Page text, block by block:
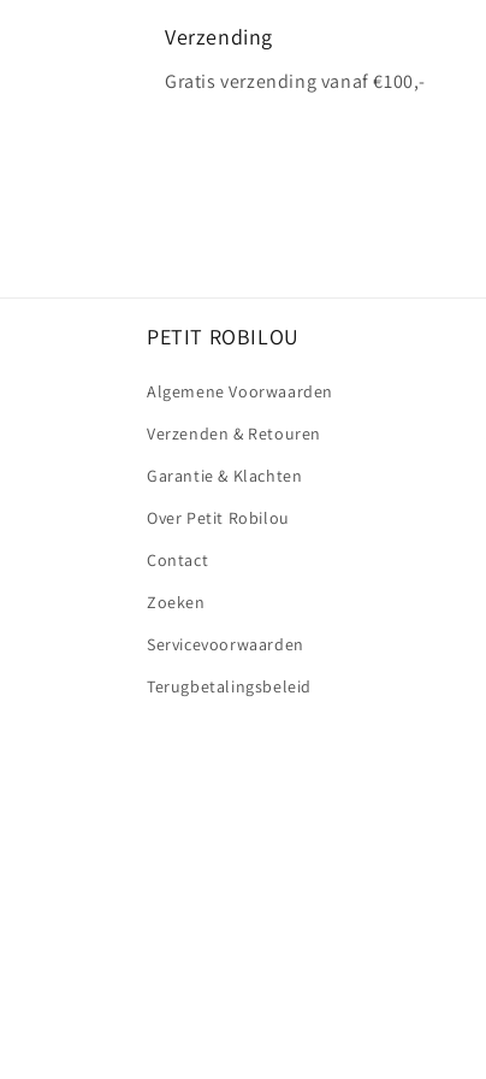
Verzending
Gratis verzending vanaf €100,-
PETIT ROBILOU
Algemene Voorwaarden
Verzenden & Retouren
Garantie & Klachten
Over Petit Robilou
Contact
Zoeken
Servicevoorwaarden
Terugbetalingsbeleid